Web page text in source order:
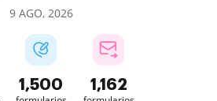
9 AGO, 2026
1,500 1,162